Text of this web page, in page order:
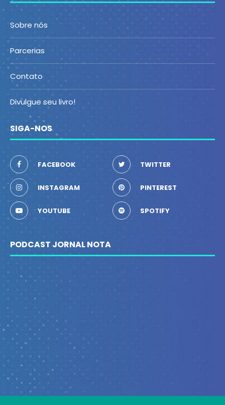
Sobre nós
Parcerias
Contato
Divulgue seu livro!
SIGA-NOS
FACEBOOK TWITTER
INSTAGRAM PINTEREST
YOUTUBE SPOTIFY
PODCAST JORNAL NOTA